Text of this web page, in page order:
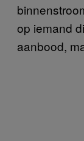
op iemand
aanbood,